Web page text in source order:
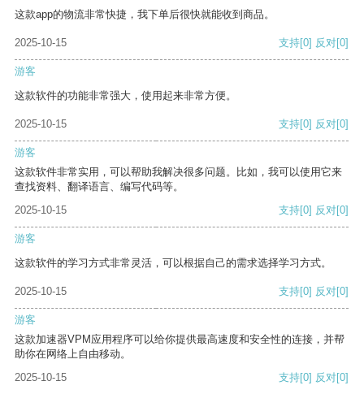
这款app的物流非常快捷，我下单后很快就能收到商品。
2025-10-15 支持[0] 反对[0]
游客
这款软件的功能非常强大，使用起来非常方便。
2025-10-15 支持[0] 反对[0]
游客
这款软件非常实用，可以帮助我解决很多问题。比如，我可以使用它来
查找资料、翻译语言、编写代码等。
2025-10-15
支持[0] 反对[0]
游客
这款软件的学习方式非常灵活，可以根据自己的需求选择学习方式。
2025-10-15 支持[0] 反对[0]
游客
这款加速器VPM应用程序可以给你提供最高速度和安全性的连接，并帮
助你在网络上自由移动。
2025-10-15
支持[0] 反对[0]